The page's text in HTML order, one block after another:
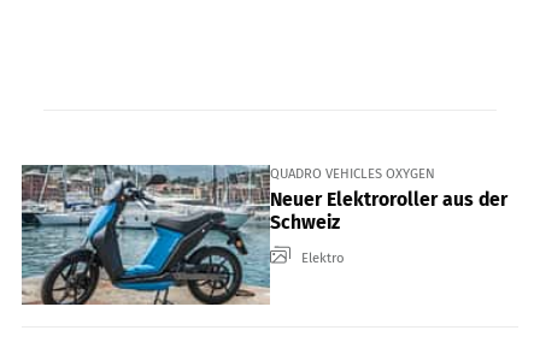
QUADRO VEHICLES OXYGEN
Neuer Elektroroller aus der
Schweiz
Elektro